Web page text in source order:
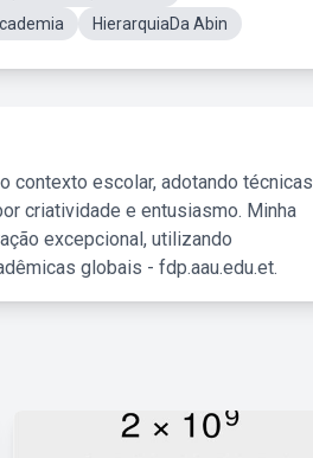
HierarquiaDa Abin
contexto escolar, adotando técnicas
criatividade e entusiasmo. Minha
excepcional, utilizando
globais - fdp.aau.edu.et.